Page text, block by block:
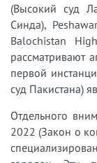
(Высокий суд
Синда),
Balochistan
рассматривают
первой
суд Пакистана)
Отдельного
2022 (Закон о